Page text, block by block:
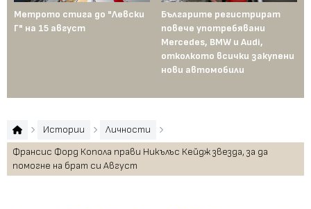
Метрото стига до "Левски
Г" на 15 август
Българите регистрират
повече употребявани
Mercedes, BMW и Audi,
отколкото всички закупени
нови автомобили
Истории
Личности
Франсис Форд Копола прави Никълъс Кейдж звезда, за да
помогне на брат си Август